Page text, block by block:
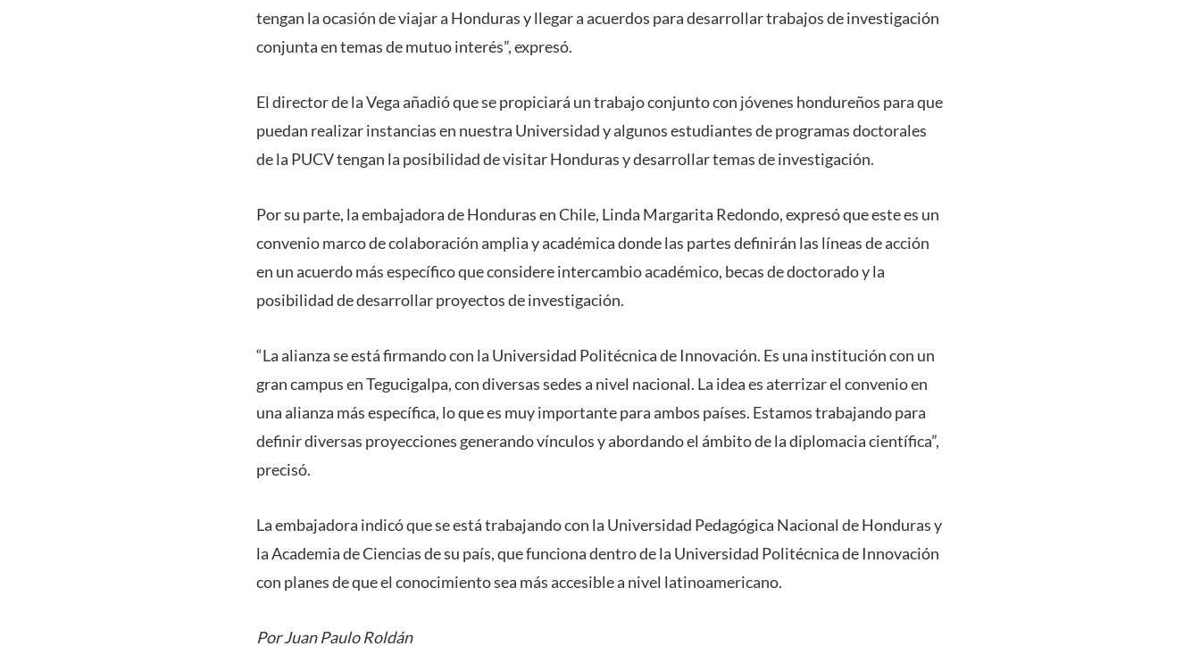
tengan la ocasión de viajar a Honduras y llegar a acuerdos para desarrollar trabajos de investigación
conjunta en temas de mutuo interés”, expresó.
El director de la Vega añadió que se propiciará un trabajo conjunto con jóvenes hondureños para que
puedan realizar instancias en nuestra Universidad y algunos estudiantes de programas doctorales
de la PUCV tengan la posibilidad de visitar Honduras y desarrollar temas de investigación.
Por su parte, la embajadora de Honduras en Chile, Linda Margarita Redondo, expresó que este es un
convenio marco de colaboración amplia y académica donde las partes definirán las líneas de acción
en un acuerdo más específico que considere intercambio académico, becas de doctorado y la
posibilidad de desarrollar proyectos de investigación.
“La alianza se está firmando con la Universidad Politécnica de Innovación. Es una institución con un
gran campus en Tegucigalpa, con diversas sedes a nivel nacional. La idea es aterrizar el convenio en
una alianza más específica, lo que es muy importante para ambos países. Estamos trabajando para
definir diversas proyecciones generando vínculos y abordando el ámbito de la diplomacia científica”,
precisó.
La embajadora indicó que se está trabajando con la Universidad Pedagógica Nacional de Honduras y
la Academia de Ciencias de su país, que funciona dentro de la Universidad Politécnica de Innovación
con planes de que el conocimiento sea más accesible a nivel latinoamericano.
Por Juan Paulo Roldán